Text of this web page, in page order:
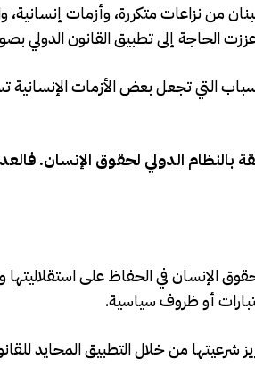
من نزاعات متكررة، وأزمات إنسانية،
عززت الحاجة إلى تطبيق القانون الدولي
التي تجعل بعض الأزمات الإنسانية
بالنظام الدولي لحقوق الإنسان.
الإنسان في الحفاظ على استقلاليتها
أو ظروف سياسية.
من خلال التطبيق المحايد